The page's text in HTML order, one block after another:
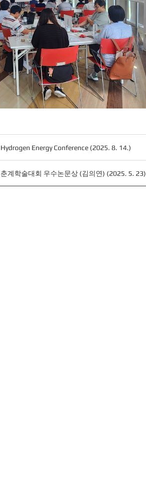
Energy Conference (2025. 8. 14.)
계학술대회 우수논문상 (김의연) (2025. 5. 23)